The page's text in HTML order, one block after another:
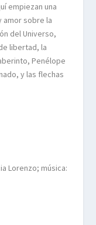
empiezan una
amor sobre la
del Universo,
libertad, la
Penélope
y las flechas
Lorenzo; música: